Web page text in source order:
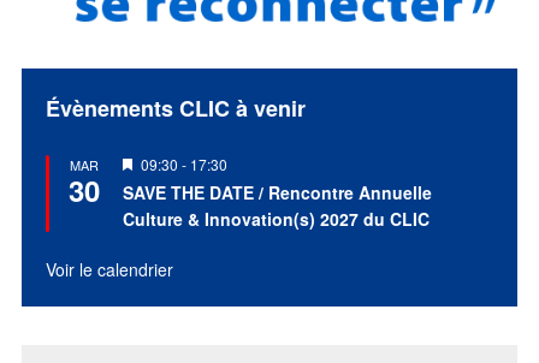
Évènements CLIC à venir
MAR
30
Mis
en
avant
09:30 - 17:30
SAVE THE DATE / Rencontre Annuelle
Culture & Innovation(s) 2027 du CLIC
Voir le calendrier